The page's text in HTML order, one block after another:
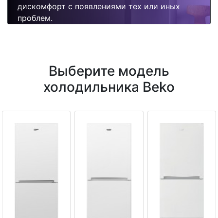
дискомфорт с появлениями тех или иных
проблем.
Выберите модель
холодильника Beko